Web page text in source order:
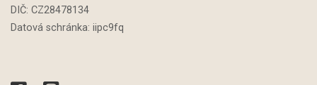
DIČ: CZ28478134
Datová schránka: iipc9fq